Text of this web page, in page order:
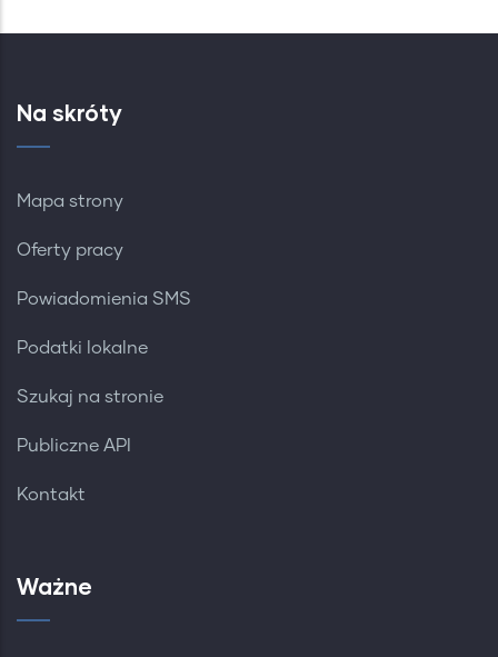
Na skróty
Mapa strony
Oferty pracy
Powiadomienia SMS
Podatki lokalne
Szukaj na stronie
Publiczne API
Kontakt
Ważne